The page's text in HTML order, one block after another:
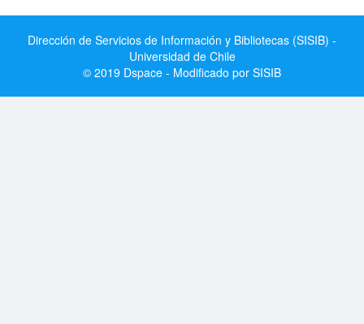
Dirección de Servicios de Información y Bibliotecas (SISIB) -
Universidad de Chile
© 2019 Dspace - Modificado por SISIB